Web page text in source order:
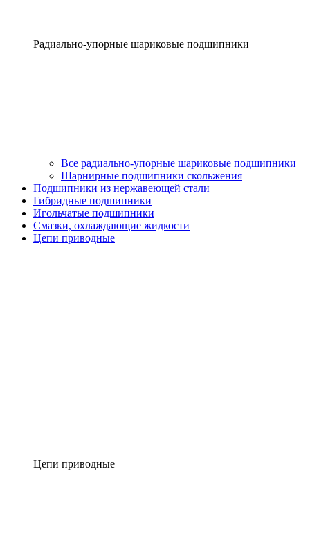
Радиально-упорные шариковые подшипники
Все радиально-упорные шариковые подшипники
Шарнирные подшипники скольжения
Подшипники из нержавеющей стали
Гибридные подшипники
Игольчатые подшипники
Смазки, охлаждающие жидкости
Цепи приводные
Цепи приводные